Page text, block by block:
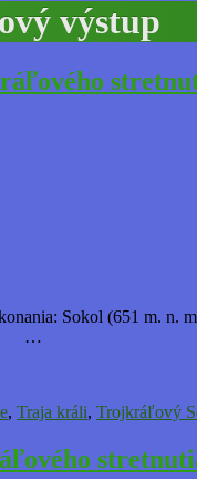
výstup
Sokol (651 m. n.
…
, Traja králi, Trojkráľový